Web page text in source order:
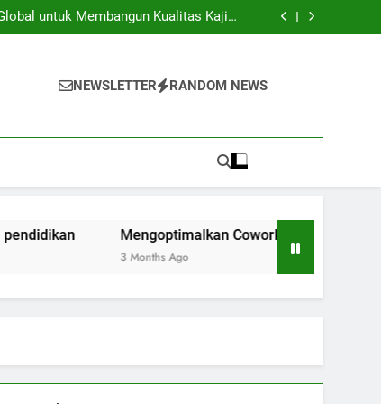
Secara Kolaboratif
untuk Membangun Kualitas Kajian
pendidikan
Instansi Pendidikan dalam rangka
Secara Kolaboratif
untuk Membangun Kualitas Kajian
Instansi Pendidikan dalam rangka
NEWSLETTER RANDOM NEWS
Mengoptimalkan Coworking Space Instansi
3 Months Ago